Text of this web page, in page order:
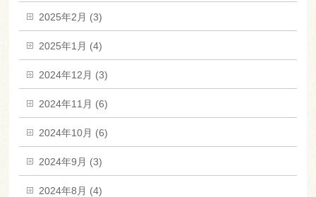
2025年2月 (3)
2025年1月 (4)
2024年12月 (3)
2024年11月 (6)
2024年10月 (6)
2024年9月 (3)
2024年8月 (4)